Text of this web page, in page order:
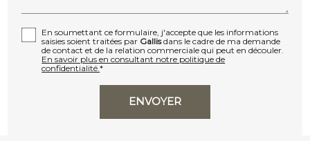
En soumettant ce formulaire, j'accepte que les informations
saisies soient traitées par Gallisdans le cadre de ma demande
de contact et de la relation commerciale qui peut en découler.
En savoir plus en consultant notre politique de
confidentialité.*